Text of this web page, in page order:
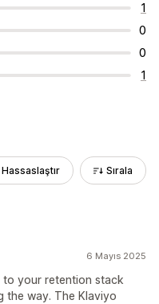
1
0
0
1
Hassaslaştır Sırala
6 Mayıs 2025
your retention stack
the way. The Klaviyo